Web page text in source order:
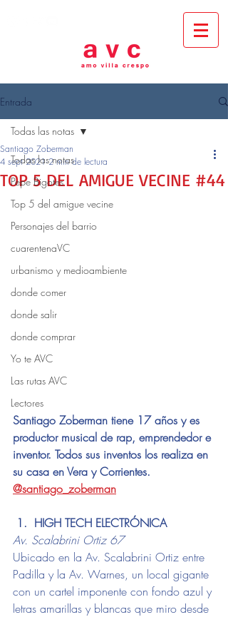
Entrada
Todas las notas
Pepe Bigotes
Top 5 del amigue vecine
Personajes del barrio
cuarentenaVC
urbanismo y medioambiente
donde comer
donde salir
donde comprar
Yo te AVC
Las rutas AVC
Lectores
Todas las notas
TOP 5 DEL AMIGUE VECINE #44
Santiago Zoberman
4 sept 2021 2 min de lectura
Santiago Zoberman tiene 17 años y es
productor musical de rap, emprendedor e
inventor. Todos sus inventos los realiza en
su casa en Vera y Corrientes.
@santiago_zoberman
1.  HIGH TECH ELECTRÓNICA
Av. Scalabrini Ortiz 67
Ubicado en la Av. Scalabrini Ortiz entre
Padilla y la Av. Warnes, un local gigante
con un cartel imponente con fondo azul y
letras amarillas y blancas que miro desde